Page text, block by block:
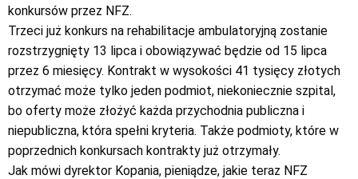
konkursów przez NFZ.
Trzeci już konkurs na rehabilitacje ambulatoryjną zostanie
rozstrzygnięty 13 lipca i obowiązywać będzie od 15 lipca
przez 6 miesięcy. Kontrakt w wysokości 41 tysięcy złotych
otrzymać może tylko jeden podmiot, niekoniecznie szpital,
bo oferty może złożyć każda przychodnia publiczna i
niepubliczna, która spełni kryteria. Także podmioty, które w
poprzednich konkursach kontrakty już otrzymały.
Jak mówi dyrektor Kopania, pieniądze, jakie teraz NFZ